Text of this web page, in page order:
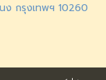
ง กรุงเทพฯ 10260